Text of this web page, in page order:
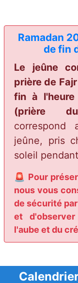
Ramadan
de fin
Le jeûne
prière de
fin à
(prière
jeûne, pris
soleil
🚨 Pour
nous vous
de sécurité
et
l'aube et du